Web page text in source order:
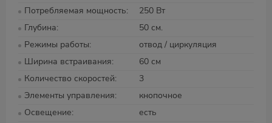
Потребляемая мощность
250 Вт
Глубина
50 см.
Режимы работы
отвод / циркуляция
Ширина встраивания
60 см
Количество скоростей
3
Элементы управления
кнопочное
Освещение
есть